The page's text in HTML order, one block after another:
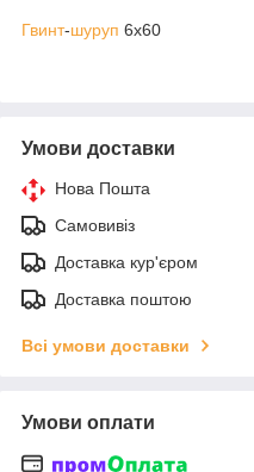
Гвинт-шуруп 6х60
Умови доставки
Нова Пошта
Самовивіз
Доставка кур'єром
Доставка поштою
Всі умови доставки
Умови оплати